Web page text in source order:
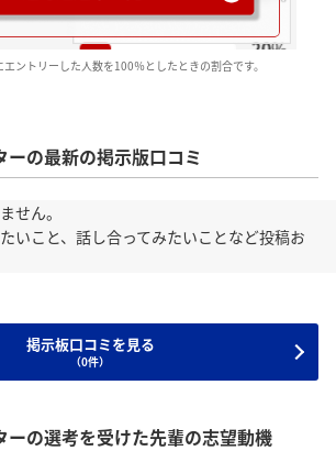
ントリーした人数を100％としたときの割合です。
ーの最新の掲示版口コミ
せん。
いこと、話し合ってみたいことなど投稿お
掲示板口コミを見る
（0件）
ーの選考を受けた先輩の志望動機